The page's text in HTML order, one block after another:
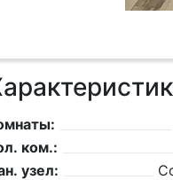
ком.:
узел: